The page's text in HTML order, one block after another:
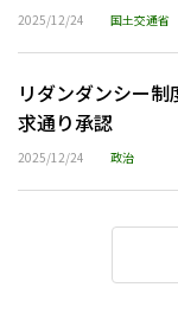
2025/12/24 国土交通省
リダンダンシー
求通り承認
2025/12/24 政治